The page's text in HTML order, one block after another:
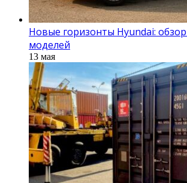
Новые горизонты Hyundai:
моделей
13 мая